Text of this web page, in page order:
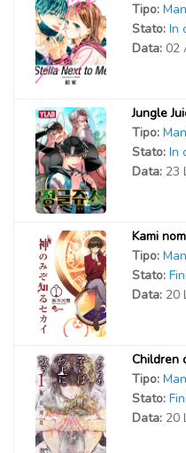
Tipo:
Stato: In
Data: 02
Jungle
Tipo:
Stato: In
Data: 23
Kami
Tipo:
Stato:
Data: 20
Children
Tipo:
Stato:
Data: 20